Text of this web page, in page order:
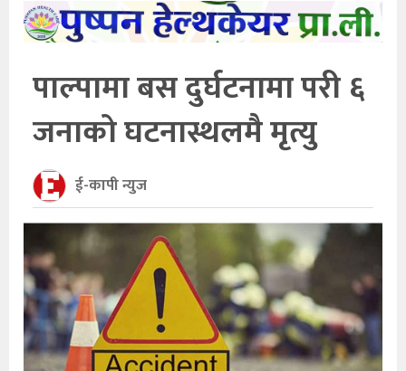
पाल्पामा बस दुर्घटनामा परी ६
जनाको घटनास्थलमै मृत्यु
ई-कापी न्युज